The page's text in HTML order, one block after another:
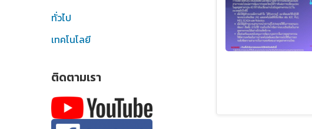
ทั่วไป
เทคโนโลยี
ติดตามเรา